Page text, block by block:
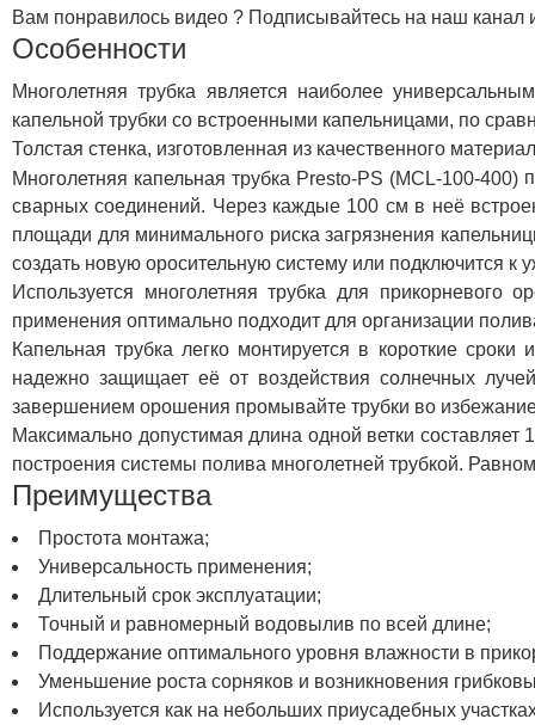
Вам понравилось видео ? Подписывайтесь на наш канал
Особенности
Многолетняя трубка является наиболее
капельной трубки со встроенными капельницами, по
Толстая стенка, изготовленная из качественного
Многолетняя капельная трубка Presto-PS (MCL-100-400)
сварных соединений. Через каждые 100 см в неё
площади для минимального риска загрязнения
создать новую оросительную систему или подключится к
Используется многолетняя трубка для
применения оптимально подходит для организации
Капельная трубка легко монтируется в короткие
надежно защищает её от воздействия солнечных
завершением орошения промывайте трубки во
Максимально допустимая длина одной ветки
построения системы полива многолетней трубкой.
Преимущества
Простота монтажа;
Универсальность применения;
Длительный срок эксплуатации;
Точный и равномерный водовылив по всей длине;
Поддержание оптимального уровня влажности в
Уменьшение роста сорняков и возникновения
Используется как на небольших приусадебных